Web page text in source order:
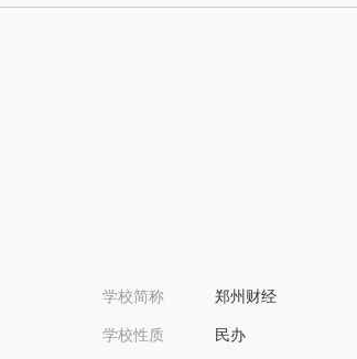
学校简称 郑州财经
学校性质 民办